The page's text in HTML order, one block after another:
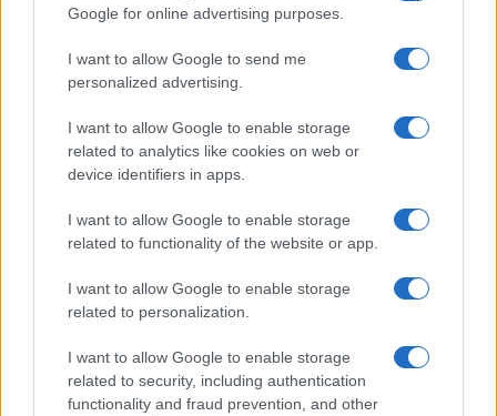
Google for online advertising purposes.
I want to allow Google to send me
personalized advertising.
I want to allow Google to enable storage
related to analytics like cookies on web or
device identifiers in apps.
I want to allow Google to enable storage
related to functionality of the website or app.
I want to allow Google to enable storage
related to personalization.
I want to allow Google to enable storage
related to security, including authentication
functionality and fraud prevention, and other
Ford Fathom: prezzo, caratteristiche e innovazioni del
pickup elettrico
TECH